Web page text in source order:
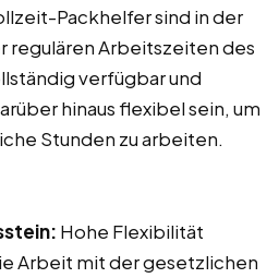
Packhelfer sind in der
regulären Arbeitszeiten des
verfügbar und
hinaus flexibel sein, um
Stunden zu arbeiten.
Hohe Flexibilität
Arbeit mit der gesetzlichen